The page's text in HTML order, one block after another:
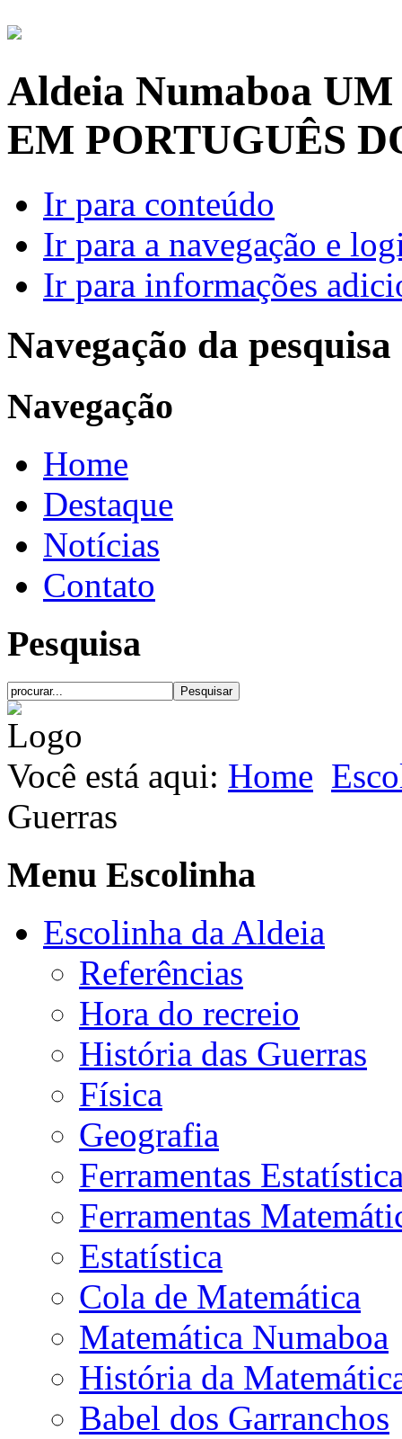
Aldeia Numaboa UM
EM PORTUGUÊS
Ir para conteúdo
Ir para a navegação e
Ir para informações
Navegação da pesquisa
Navegação
Home
Destaque
Notícias
Contato
Pesquisa
Você está aqui: Home
Guerras
Menu Escolinha
Escolinha da Aldeia
Referências
Hora do recreio
História das Guerras
Física
Geografia
Ferramentas
Ferramentas
Estatística
Cola de Matemática
Matemática Numaboa
História da
Babel dos Garranchos